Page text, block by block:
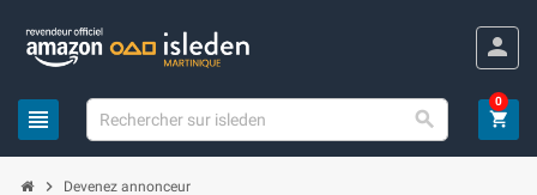
person
view_headline  shopping_cart
0
chevron_right Devenez annonceur